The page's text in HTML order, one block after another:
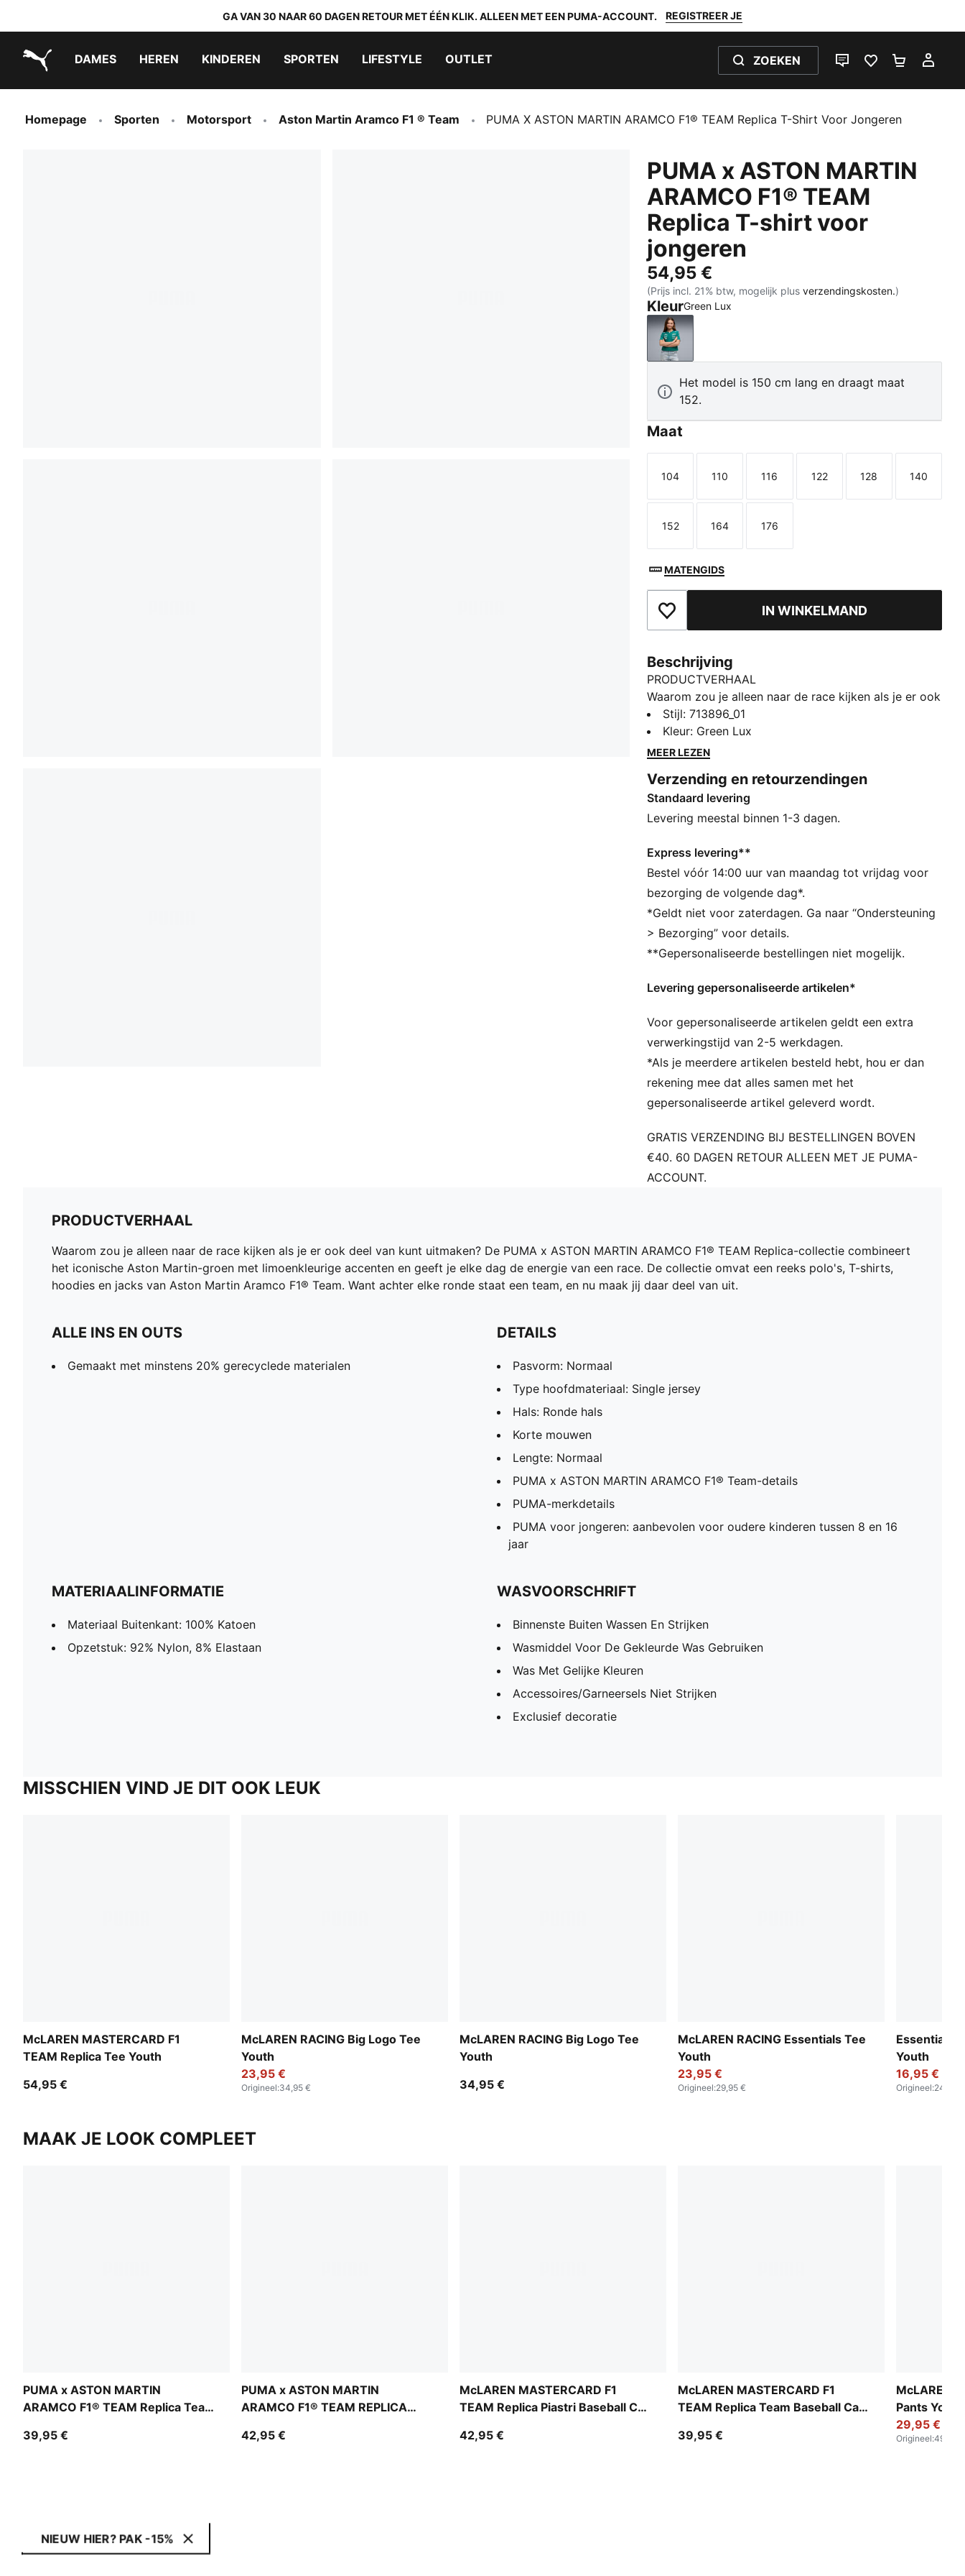
GA VAN 30 NAAR 60 DAGEN RETOUR MET ÉÉN KLIK. ALLEEN MET EEN PUMA-ACCOUNT. REGISTREER JE
DAMES HEREN KINDEREN SPORTEN LIFESTYLE OUTLET ZOEKEN
LIVE CHATFAVORIETEN 0
Homepage Sporten Motorsport Aston Martin Aramco F1 ® Team PUMA X ASTON MARTIN ARAMCO F1® TEAM Replica T-Shirt Voor Jongeren
PUMA x ASTON MARTIN
ARAMCO F1® TEAM
Replica T-shirt voor
jongeren
54,95 €
(Prijs incl. 21% btw, mogelijk plusverzendingskosten.)
KleurGreen Lux
Green Lux
Het model is 150 cm lang en draagt maat
152.
Maat
Maat
104
Maat
110
Maat
116
Maat
122
Maat
128
Maat
140
Maat
152
Maat
164
Maat
176
MATENGIDS
Toegevoegd aan favorietenIN WINKELMAND
Beschrijving
PRODUCTVERHAAL
Waarom zou je alleen naar de race kijken als je er ook
deel van kunt uitmaken? De PUMA x ASTON MARTIN
ARAMCO F1® TEAM Replica-collectie combineert het
iconische Aston Martin-groen met limoenkleurige
race. De collectie omvat een reeks polo's, T-shirts,
hoodies en jacks van Aston Martin Aramco F1® Team.
Want achter elke ronde staat een team, en nu maak jij
ALLE INS EN OUTS
Gemaakt met minstens 20% gerecyclede materialen
DETAILS
Pasvorm: Normaal
Type hoofdmateriaal: Single jersey
Hals: Ronde hals
Korte mouwen
PUMA x ASTON MARTIN ARAMCO F1® Team-details
PUMA voor jongeren: aanbevolen voor oudere
kinderen tussen 8 en 16 jaar
Stijl:713896_01
Kleur: Green Lux
MEER LEZEN
Verzending en retourzendingen
Standaard levering
Levering meestal binnen 1-3 dagen.
Express levering**
Bestel vóór 14:00 uur van maandag tot vrijdag voor
bezorging de volgende dag*.
*Geldt niet voor zaterdagen. Ga naar “Ondersteuning
> Bezorging” voor details.
**Gepersonaliseerde bestellingen niet mogelijk.
Levering gepersonaliseerde artikelen*
Voor gepersonaliseerde artikelen geldt een extra
verwerkingstijd van 2-5 werkdagen.
*Als je meerdere artikelen besteld hebt, hou er dan
rekening mee dat alles samen met het
gepersonaliseerde artikel geleverd wordt.
GRATIS VERZENDING BIJ BESTELLINGEN BOVEN
€40. 60 DAGEN RETOUR ALLEEN MET JE PUMA-
ACCOUNT.
PRODUCTVERHAAL
Waarom zou je alleen naar de race kijken als je er ook deel van kunt uitmaken? De PUMA x ASTON MARTIN ARAMCO F1® TEAM Replica-collectie combineert
het iconische Aston Martin-groen met limoenkleurige accenten en geeft je elke dag de energie van een race. De collectie omvat een reeks polo's, T-shirts,
hoodies en jacks van Aston Martin Aramco F1® Team. Want achter elke ronde staat een team, en nu maak jij daar deel van uit.
ALLE INS EN OUTS
Gemaakt met minstens 20% gerecyclede materialen
DETAILS
Pasvorm: Normaal
Type hoofdmateriaal: Single jersey
Hals: Ronde hals
Korte mouwen
Lengte: Normaal
PUMA x ASTON MARTIN ARAMCO F1® Team-details
PUMA-merkdetails
PUMA voor jongeren: aanbevolen voor oudere kinderen tussen 8 en 16
jaar
MATERIAALINFORMATIE
Materiaal Buitenkant: 100% Katoen
Opzetstuk: 92% Nylon, 8% Elastaan
WASVOORSCHRIFT
Binnenste Buiten Wassen En Strijken
Wasmiddel Voor De Gekleurde Was Gebruiken
Was Met Gelijke Kleuren
Accessoires/Garneersels Niet Strijken
Exclusief decoratie
MISSCHIEN VIND JE DIT OOK LEUK
McLAREN MASTERCARD F1
TEAM Replica Tee Youth
54,95 €
McLAREN RACING Big Logo Tee
Youth
23,95 €
Origineel:34,95 €
McLAREN RACING Big Logo Tee
Youth
34,95 €
McLAREN RACING Essentials Tee
Youth
23,95 €
Origineel:29,95 €
Essentials
Youth
16,95 €
Origineel:24,95 €
MAAK JE LOOK COMPLEET
PUMA x ASTON MARTIN
ARAMCO F1® TEAM Replica Team
39,95 €
PUMA x ASTON MARTIN
ARAMCO F1® TEAM REPLICA
42,95 €
McLAREN MASTERCARD F1
TEAM Replica Piastri Baseball Cap
42,95 €
McLAREN MASTERCARD F1
TEAM Replica Team Baseball Cap
39,95 €
McLAREN
Pants Youth
29,95 €
Origineel:49,95 €
NIEUW HIER? PAK -15%